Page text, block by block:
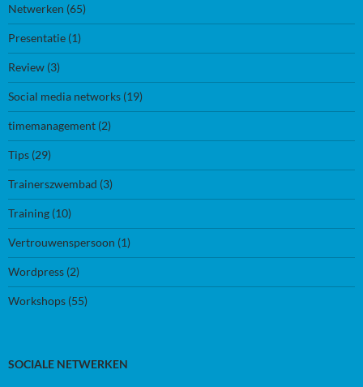
Netwerken (65)
Presentatie (1)
Review (3)
Social media networks (19)
timemanagement (2)
Tips (29)
Trainerszwembad (3)
Training (10)
Vertrouwenspersoon (1)
Wordpress (2)
Workshops (55)
SOCIALE NETWERKEN